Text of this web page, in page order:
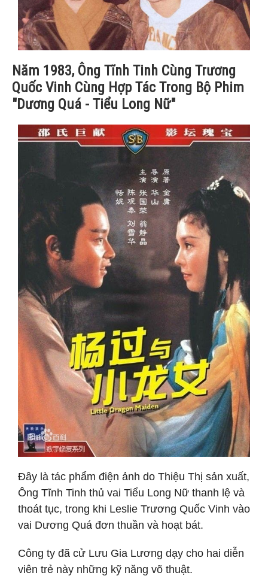
Năm 1983, Ông Tĩnh Tinh Cùng Trương
Quốc Vinh Cùng Hợp Tác Trong Bộ Phim
"Dương Quá - Tiểu Long Nữ"
Đây là tác phẩm điện ảnh do Thiệu Thị sản xuất,
Ông Tĩnh Tinh thủ vai Tiểu Long Nữ thanh lệ và
thoát tục, trong khi Leslie Trương Quốc Vinh vào
vai Dương Quá đơn thuần và hoạt bát.
Công ty đã cử Lưu Gia Lương dạy cho hai diễn
viên trẻ này những kỹ năng võ thuật.